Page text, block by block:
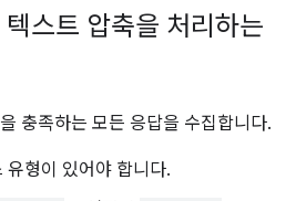
스트 압축을 처리하는
충족하는 모든 응답을 수집합니다.
유형이 있어야 합니다.